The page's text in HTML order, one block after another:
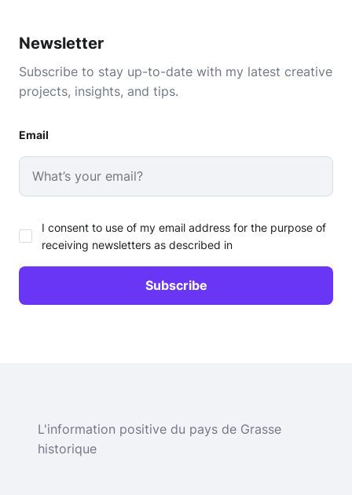
Newsletter
Subscribe to stay up-to-date with my latest creative
projects, insights, and tips.
Email
I consent to use of my email address for the purpose of
receiving newsletters as described in
L'information positive du pays de Grasse
historique